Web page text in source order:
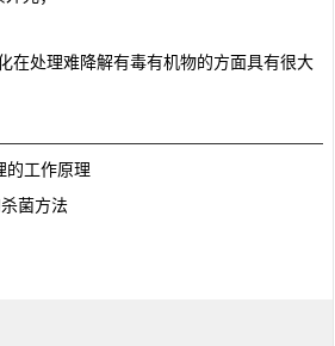
在处理难降解有毒有机物的方面具有很大
的工作原理
菌方法